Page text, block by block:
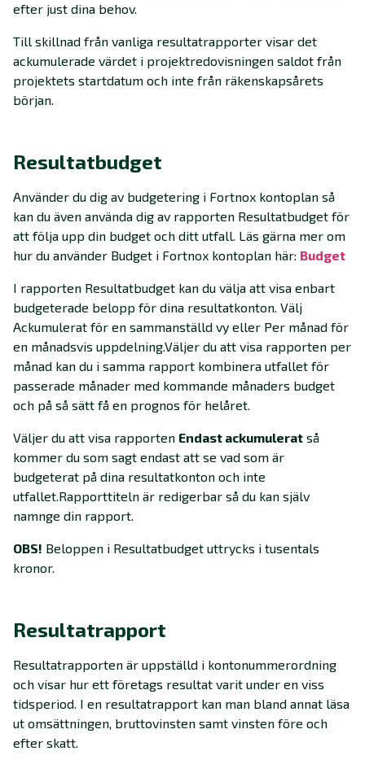
efter just dina behov.
Till skillnad från vanliga resultatrapporter visar det
ackumulerade värdet i projektredovisningen saldot från
projektets startdatum och inte från räkenskapsårets
början.
Resultatbudget
Använder du dig av budgetering i Fortnox kontoplan så
kan du även använda dig av rapporten Resultatbudget för
att följa upp din budget och ditt utfall. Läs gärna mer om
hur du använder Budget i Fortnox kontoplan här: Budget
I rapporten Resultatbudget kan du välja att visa enbart
budgeterade belopp för dina resultatkonton. Välj
Ackumulerat för en sammanställd vy eller Per månad för
en månadsvis uppdelning.Väljer du att visa rapporten per
månad kan du i samma rapport kombinera utfallet för
passerade månader med kommande månaders budget
och på så sätt få en prognos för helåret.
Väljer du att visa rapporten Endast ackumulerat så
kommer du som sagt endast att se vad som är
budgeterat på dina resultatkonton och inte
utfallet.Rapporttiteln är redigerbar så du kan själv
namnge din rapport.
OBS! Beloppen i Resultatbudget uttrycks i tusentals
kronor.
Resultatrapport
Resultatrapporten är uppställd i kontonummerordning
och visar hur ett företags resultat varit under en viss
tidsperiod. I en resultatrapport kan man bland annat läsa
ut omsättningen, bruttovinsten samt vinsten före och
efter skatt.